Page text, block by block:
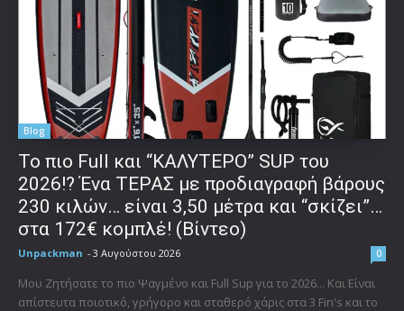
Blog
To πιο Full και “ΚΑΛΥΤΕΡΟ” SUP του
2026!? Ένα ΤΕΡΑΣ με προδιαγραφή βάρους
230 κιλών… είναι 3,50 μέτρα και “σκίζει”…
στα 172€ κομπλέ! (Βίντεο)
Unpackman - 3 Αυγούστου 2026 0
Μου Ζητήσατε το πιο Ψαγμένο και Full Sup για το 2026... Και Είναι
απίστευτα ποιοτικό, γρήγορο και σταθερό χάρις στα 3 Fin's και το